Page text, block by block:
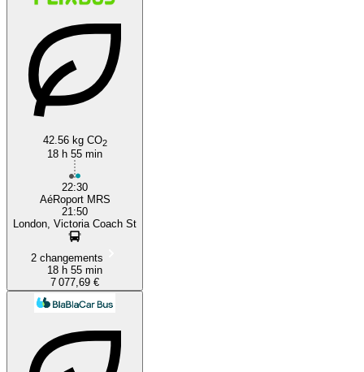
42.56 kg CO2
18 h 55 min
22:30
AéRoport MRS
21:50
London, Victoria Coach St
2 changements
18 h 55 min
7 077,69 €